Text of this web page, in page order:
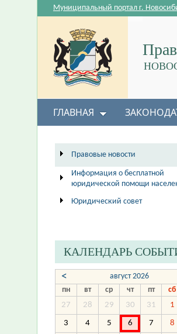
Муниципальный портал г.
ГЛАВНАЯ
Правовые новости
Информация о бесплатной
юридической помощи
Юридический совет
КАЛЕНДАРЬ
< август 2026
пн вт ср чт пт сб
27
28 29 30 31 1
3 4 5 6 7 8